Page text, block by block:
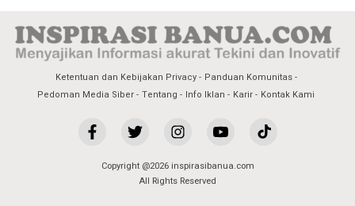
Ketentuan dan Kebijakan Privacy
Panduan Komunitas
Pedoman Media Siber Tentang Info Iklan Karir Kontak Kami
Copyright @2026 inspirasibanua.com
All Rights Reserved